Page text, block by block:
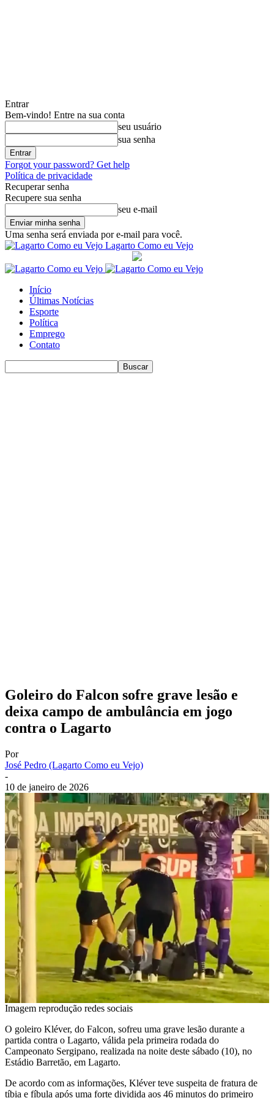
Entrar
Bem-vindo! Entre na sua conta
seu usuário
sua senha
Forgot your password? Get help
Política de privacidade
Recuperar senha
Recupere sua senha
seu e-mail
Uma senha será enviada por e-mail para você.
Lagarto Como eu Vejo
Início
Últimas Notícias
Esporte
Política
Emprego
Contato
Goleiro do Falcon sofre grave lesão e
deixa campo de ambulância em jogo
contra o Lagarto
Por
José Pedro (Lagarto Como eu Vejo)
-
10 de janeiro de 2026
Imagem reprodução redes sociais
O goleiro Kléver, do Falcon, sofreu uma grave lesão durante a
partida contra o Lagarto, válida pela primeira rodada do
Campeonato Sergipano, realizada na noite deste sábado (10), no
Estádio Barretão, em Lagarto.
De acordo com as informações, Kléver teve suspeita de fratura de
tíbia e fíbula após uma forte dividida aos 46 minutos do primeiro